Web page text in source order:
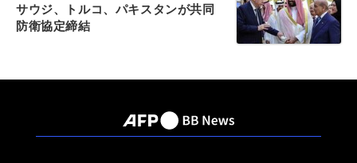
サウジ、トルコ、パキスタンが共同
防衛協定締結